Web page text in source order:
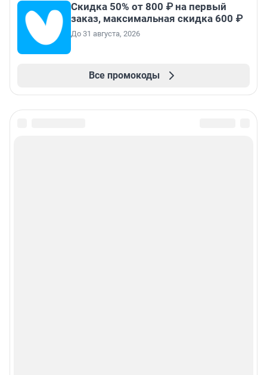
Скидка 50% от 800 ₽ на первый
заказ, максимальная скидка 600 ₽
До 31 августа, 2026
Все промокоды